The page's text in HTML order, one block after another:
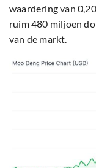
waardering van
ruim 480 miljoen
van de markt.